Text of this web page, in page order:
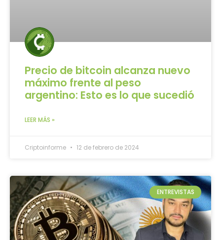
Precio de bitcoin alcanza nuevo
máximo frente al peso
argentino: Esto es lo que sucedió
LEER MÁS »
Criptoinforme 12 de febrero de 2024
ENTREVISTAS